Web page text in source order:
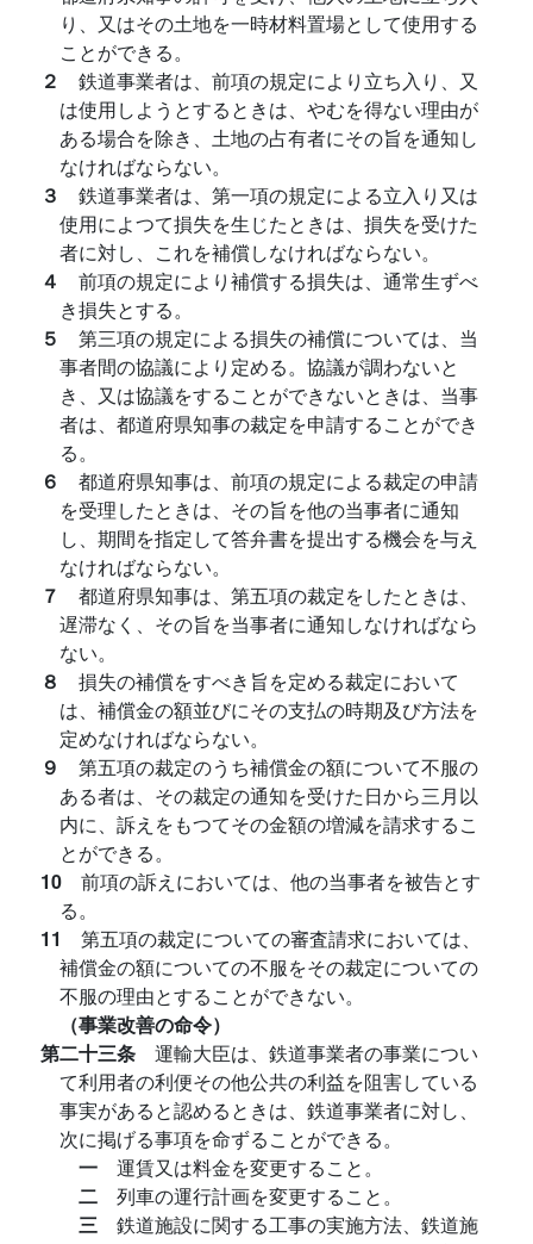
り、又はその土地を一時材料置場として使用する
ことができる。
２ 鉄道事業者は、前項の規定により立ち入り、又
は使用しようとするときは、やむを得ない理由が
ある場合を除き、土地の占有者にその旨を通知し
なければならない。
３ 鉄道事業者は、第一項の規定による立入り又は
使用によつて損失を生じたときは、損失を受けた
者に対し、これを補償しなければならない。
４ 前項の規定により補償する損失は、通常生ずべ
き損失とする。
５ 第三項の規定による損失の補償については、当
事者間の協議により定める。協議が調わないと
き、又は協議をすることができないときは、当事
者は、都道府県知事の裁定を申請することができ
る。
６ 都道府県知事は、前項の規定による裁定の申請
を受理したときは、その旨を他の当事者に通知
し、期間を指定して答弁書を提出する機会を与え
なければならない。
７ 都道府県知事は、第五項の裁定をしたときは、
遅滞なく、その旨を当事者に通知しなければなら
ない。
８ 損失の補償をすべき旨を定める裁定において
は、補償金の額並びにその支払の時期及び方法を
定めなければならない。
９ 第五項の裁定のうち補償金の額について不服の
ある者は、その裁定の通知を受けた日から三月以
内に、訴えをもつてその金額の増減を請求するこ
とができる。
10 前項の訴えにおいては、他の当事者を被告とす
る。
11 第五項の裁定についての審査請求においては、
補償金の額についての不服をその裁定についての
不服の理由とすることができない。
（事業改善の命令）
第二十三条 運輸大臣は、鉄道事業者の事業につい
て利用者の利便その他公共の利益を阻害している
事実があると認めるときは、鉄道事業者に対し、
次に掲げる事項を命ずることができる。
一 運賃又は料金を変更すること。
二 列車の運行計画を変更すること。
三 鉄道施設に関する工事の実施方法、鉄道施